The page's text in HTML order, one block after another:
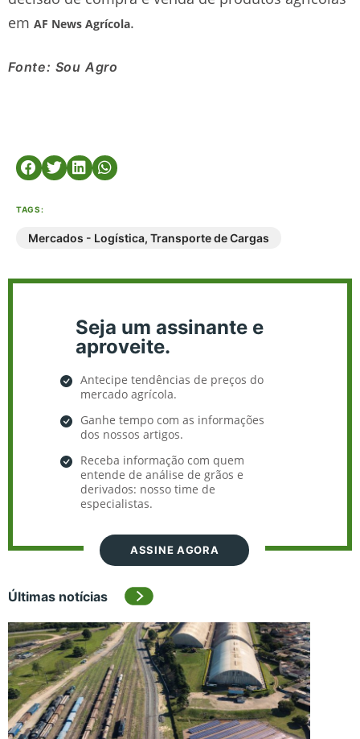
em AF News Agrícola.
Fonte: Sou Agro
TAGS:
Mercados - Logística, Transporte de Cargas
Seja um assinante e
aproveite.
Antecipe tendências de preços do
mercado agrícola.
Ganhe tempo com as informações
dos nossos artigos.
Receba informação com quem
entende de análise de grãos e
derivados: nosso time de
especialistas.
ASSINE AGORA
Últimas notícias